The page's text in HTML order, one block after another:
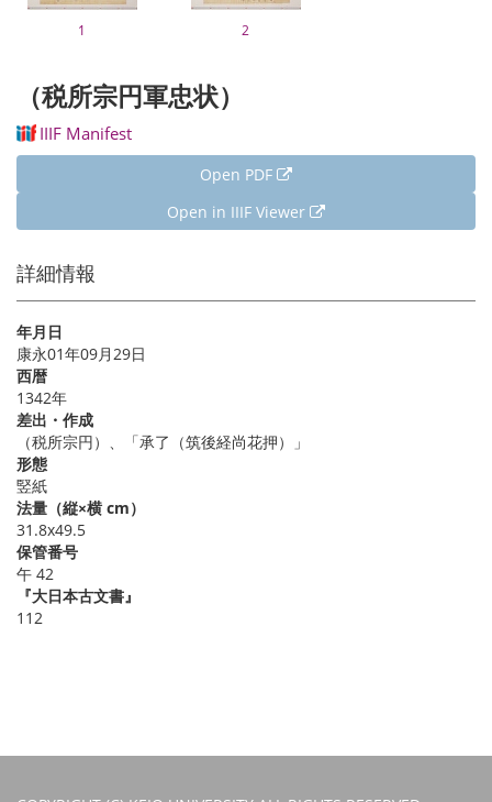
1 2
（税所宗円軍忠状）
IIIF Manifest
Open PDF
Open in IIIF Viewer
詳細情報
年月日
康永01年09月29日
西暦
1342年
差出・作成
（税所宗円）、「承了（筑後経尚花押）」
形態
竪紙
法量（縦×横 cm）
31.8x49.5
保管番号
午 42
『大日本古文書』
112